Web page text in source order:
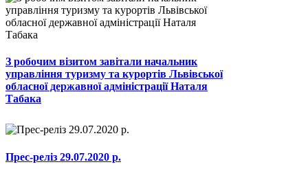
З робочим візитом завітали начальник
управління туризму та курортів Львівської
обласної державної адміністрації Наталя
Табака
Прес-реліз 29.07.2020 р.